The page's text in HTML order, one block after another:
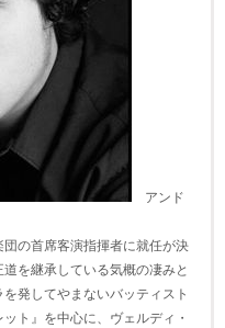
アンド
の首席客演指揮者に就任が決
を継承している気概の凄みと
発してやまないバッティスト
ト』を中心に、ヴェルディ・